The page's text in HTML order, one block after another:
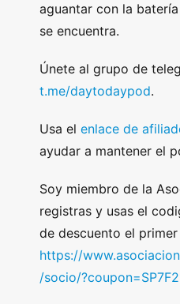
aguantar con la
se encuentra.
Únete al grupo de
t.me/daytodaypod.
Usa el enlace de
ayudar a mantener el
Soy miembro de la
registras y usas el
de descuento el primer
https://
/socio/